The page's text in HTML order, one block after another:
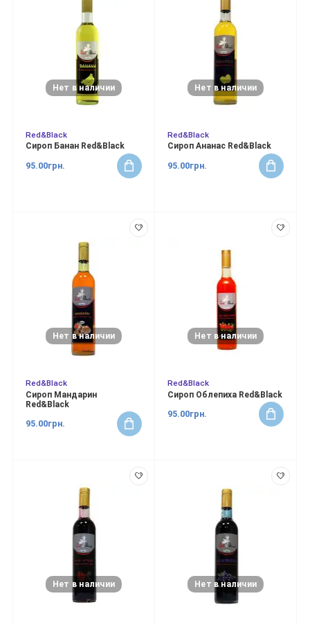
Нет в наличии
Red&Black
Сироп Банан Red&Black
95.00грн.
Нет в наличии
Red&Black
Сироп Ананас Red&Black
95.00грн.
Нет в наличии
Red&Black
Сироп Мандарин
Red&Black
95.00грн.
Нет в наличии
Red&Black
Сироп Облепиха Red&Black
95.00грн.
Нет в наличии Нет в наличии